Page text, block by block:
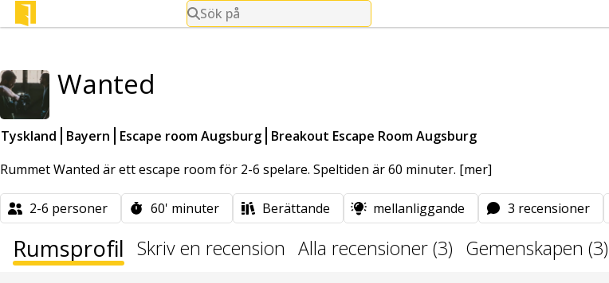
Sök på
Wanted
Tyskland Bayern Escape room Augsburg Breakout Escape Room Augsburg
Rummet Wanted är ett escape room för 2-6 spelare. Speltiden är 60 minuter. [mer]
2-6 personer 60' minuter Berättande mellanliggande 3 recensioner
Rumsprofil Skriv en recension Alla recensioner (3) Gemenskapen (3)